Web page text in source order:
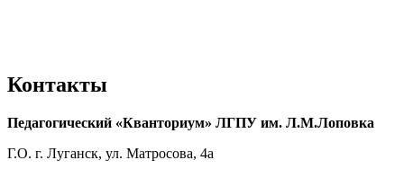
Контакты
Педагогический «Кванториум» ЛГПУ им. Л.М.Лоповка
Г.О. г. Луганск, ул. Матросова, 4а